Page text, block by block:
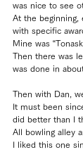
was nice to see
At the beginning,
with specific
Mine was
Then there was
was done in
Then with Dan,
It must been
did better than I
All bowling alley
I liked this one